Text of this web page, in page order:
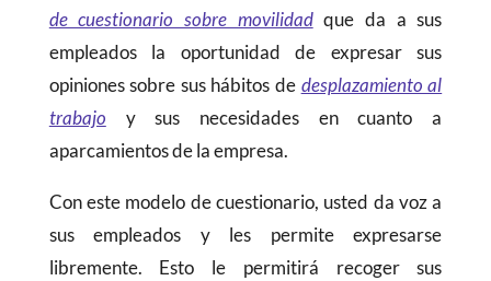
de cuestionario sobre movilidadque da a sus
empleados la oportunidad de expresar sus
opiniones sobre sus hábitos de desplazamiento al
trabajo y sus necesidades en cuanto a
aparcamientos de la empresa.
Con este modelo de cuestionario, usted da voz a
sus empleados y les permite expresarse
libremente. Esto le permitirá recoger sus